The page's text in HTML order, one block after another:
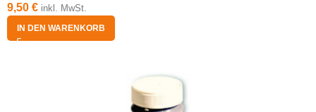
9,50 € inkl. MwSt.
IN DEN WARENKORB